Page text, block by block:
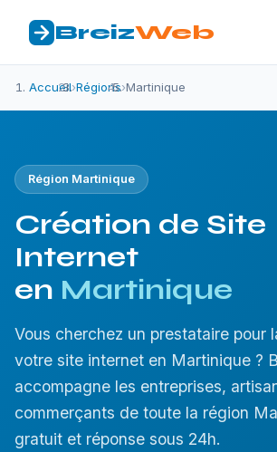
BreizWeb
Accueil›Régions›Martinique
Région Martinique
Création de Site
Internet
en Martinique
Vous cherchez un prestataire pour
votre site internet en Martinique ?
accompagne les entreprises,
commerçants de toute la région
gratuit et réponse sous 24h.